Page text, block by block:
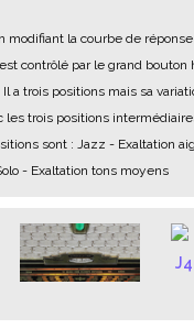
modifiant la courbe de
contrôlé par le grand bouton
a trois positions mais sa
les trois positions
sont : Jazz - Exaltation
- Exaltation tons moyens